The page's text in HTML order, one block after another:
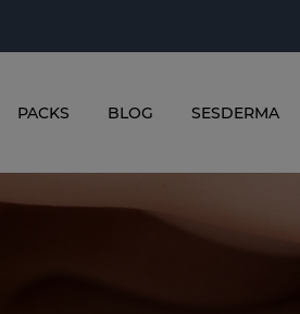
PACKS BLOG SESDERMA